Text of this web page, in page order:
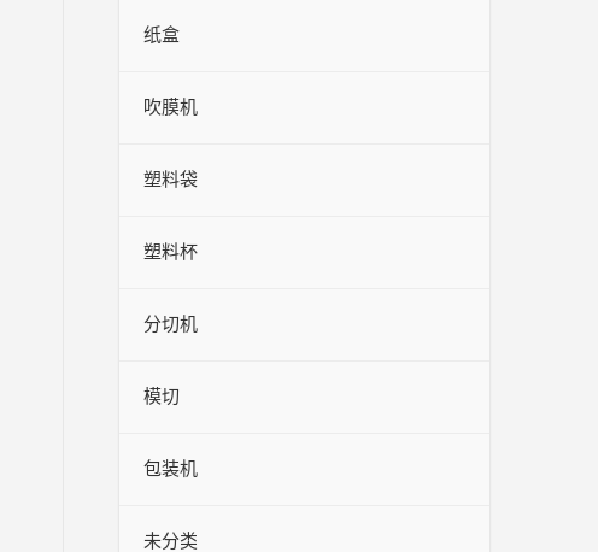
纸盒
吹膜机
塑料袋
塑料杯
分切机
模切
包装机
未分类